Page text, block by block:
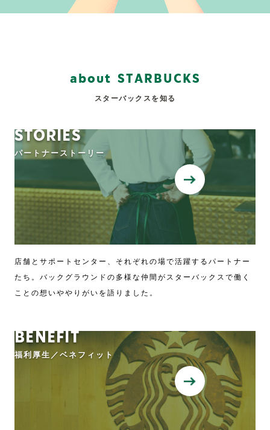
a bo ut STA R B U C KS
スターバックスを知る
STORIES
パートナーストーリー
店舗とサポートセンター、それぞれの場で活躍するパートナー
たち。 バックグラウンドの多様な仲間がスターバックスで働く
ことの想いややりがいを語りました。
BENEFIT
福利厚生／ベネフィット